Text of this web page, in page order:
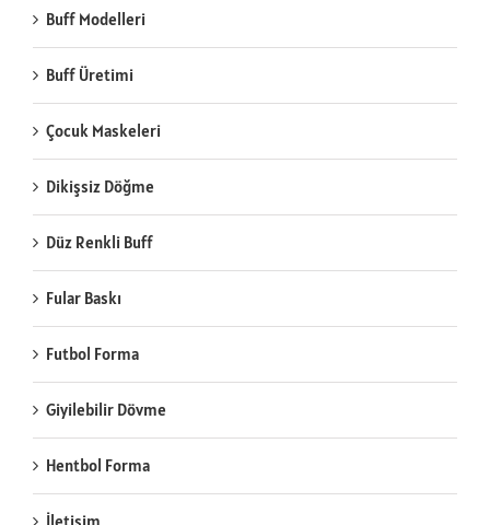
Buff Modelleri
Buff Üretimi
Çocuk Maskeleri
Dikişsiz Döğme
Düz Renkli Buff
Fular Baskı
Futbol Forma
Giyilebilir Dövme
Hentbol Forma